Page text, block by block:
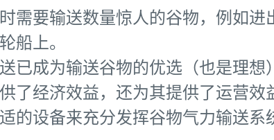
需要输送数量惊人的谷物，例如
船上。
已成为输送谷物的优选（也是理
了经济效益，还为其提供了运营效
的设备来充分发挥谷物气力输送系